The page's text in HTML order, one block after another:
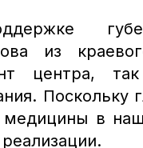
из
центра,
Поскольку
медицины в